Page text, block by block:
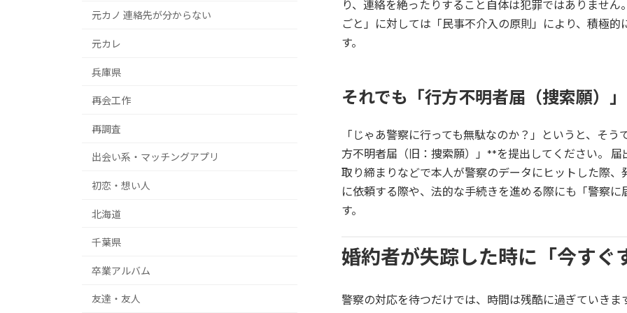
り、連絡を絶ったりすること自体は犯罪ではありませ
ごと」に対しては「民事不介入の原則」により、積極
す。
それでも「行方不明者届（捜索願）
「じゃあ警察に行っても無駄なのか？」というと、そ
方不明者届（旧：捜索願）」**を提出してください。
取り締まりなどで本人が警察のデータにヒットした際
に依頼する際や、法的な手続きを進める際にも「警察
す。
婚約者が失踪した時に「今すぐ
警察の対応を待つだけでは、時間は残酷に過ぎていき
元カノ 連絡先が分からない
元カレ
兵庫県
再会工作
再調査
出会い系・マッチングアプリ
初恋・想い人
北海道
千葉県
卒業アルバム
友達・友人